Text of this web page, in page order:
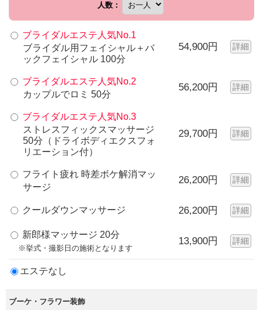
人数：
ブライダルエステ人気No.1
ブライダル用フェイシャル＋バ
ックフェイシャル 100分
54,900円 詳細
ブライダルエステ人気No.2
カップルでロミ 50分
56,200円 詳細
ブライダルエステ人気No.3
ストレスフィックスマッサージ
50分（ドライボディエクスフォ
リエーション付）
29,700円 詳細
フライト疲れ 時差ボケ解消マッ
サージ
26,200円 詳細
クールダウンマッサージ 26,200円 詳細
新郎様マッサージ 20分
※挙式・撮影日の施術となります
13,900円 詳細
エステなし
ブーケ・フラワー装飾